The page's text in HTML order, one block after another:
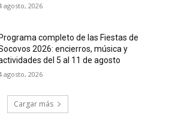
agosto, 2026
Programa completo de las Fiestas de
2026: encierros, música y
del 5 al 11 de agosto
agosto, 2026
Cargar más